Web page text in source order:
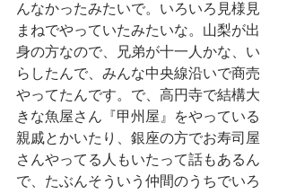
んなかったみたいで。いろいろ見様見
まねでやっていたみたいな。山梨が出
身の方なので、兄弟が十一人かな、い
らしたんで、みんな中央線沿いで商売
やってたんです。で、高円寺で結構大
きな魚屋さん『甲州屋』をやっている
親戚とかいたり、銀座の方でお寿司屋
さんやってる人もいたって話もあるん
で、たぶんそういう仲間のうちでいろ